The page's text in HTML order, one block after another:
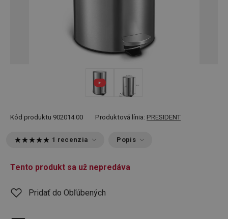
Kód produktu 902014.00 Produktová línia: PRESIDENT
1 recenzia Popis
Tento produkt sa už nepredáva
Pridať do Obľúbených